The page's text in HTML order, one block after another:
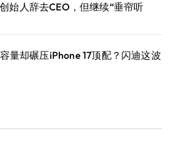
始人辞去CEO，但继续“垂帘听
量却碾压iPhone 17顶配？闪迪这波